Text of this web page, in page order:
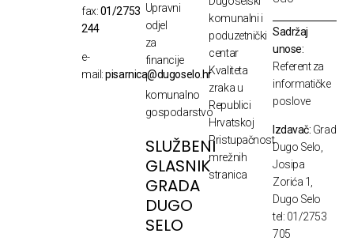
fax:01/2753
244
e-
mail:pisarnica@dugoselo.hr
Upravni
odjel
za
financije
i
komunalno
gospodarstvo
SLUŽBENI
GLASNIK
GRADA
DUGO
SELO
komunalni i
poduzetnički
centar
Kvaliteta
zraka u
Republici
Hrvatskoj
Pristupačnost
mrežnih
stranica
Sadržaj
unose:
Referent za
informatičke
poslove
Izdavač: Grad
Dugo Selo,
Josipa
Zorića 1,
Dugo Selo
tel: 01/2753
705